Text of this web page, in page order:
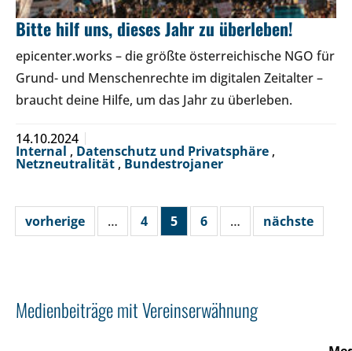
Bitte hilf uns, dieses Jahr zu überleben!
epicenter.works – die größte österreichische NGO für
Grund- und Menschenrechte im digitalen Zeitalter –
braucht deine Hilfe, um das Jahr zu überleben.
14.10.2024
Internal , Datenschutz und Privatsphäre ,
Netzneutralität , Bundestrojaner
vorherige … 4 5 6 … nächste
Medienbeiträge mit Vereinserwähnung